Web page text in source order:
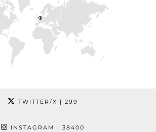
TWITTER/X | 299
INSTAGRAM | 38400